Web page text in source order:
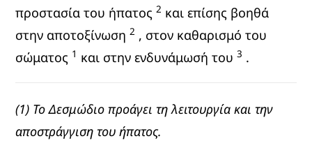
προστασία του ήπατος2 και επίσης βοηθά
στην αποτοξίνωση2 , στον καθαρισμό του
σώματος 1 και στην ενδυνάμωσή του3 .
(1) Το Δεσμώδιο προάγει τη λειτουργία και την
αποστράγγιση του ήπατος.